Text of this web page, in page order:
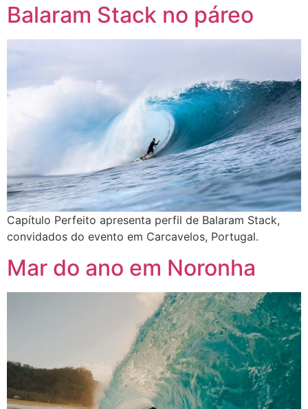
Balaram Stack no páreo
Capítulo Perfeito apresenta perfil de Balaram Stack,
convidados do evento em Carcavelos, Portugal.
Mar do ano em Noronha